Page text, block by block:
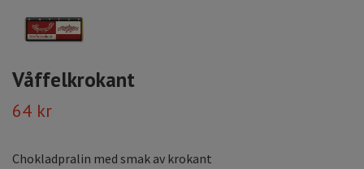
Våffelkrokant
64 kr
Chokladpralin med smak av krokant